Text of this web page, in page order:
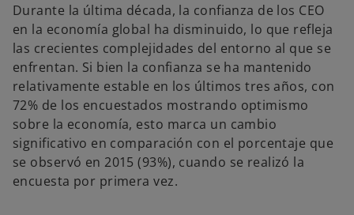
Durante la última década, la confianza de los CEO
en la economía global ha disminuido, lo que refleja
las crecientes complejidades del entorno al que se
enfrentan. Si bien la confianza se ha mantenido
relativamente estable en los últimos tres años, con
72% de los encuestados mostrando optimismo
sobre la economía, esto marca un cambio
significativo en comparación con el porcentaje que
se observó en 2015 (93%), cuando se realizó la
encuesta por primera vez.